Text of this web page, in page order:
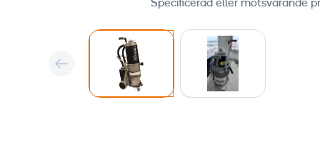
Specificerad eller motsvarande